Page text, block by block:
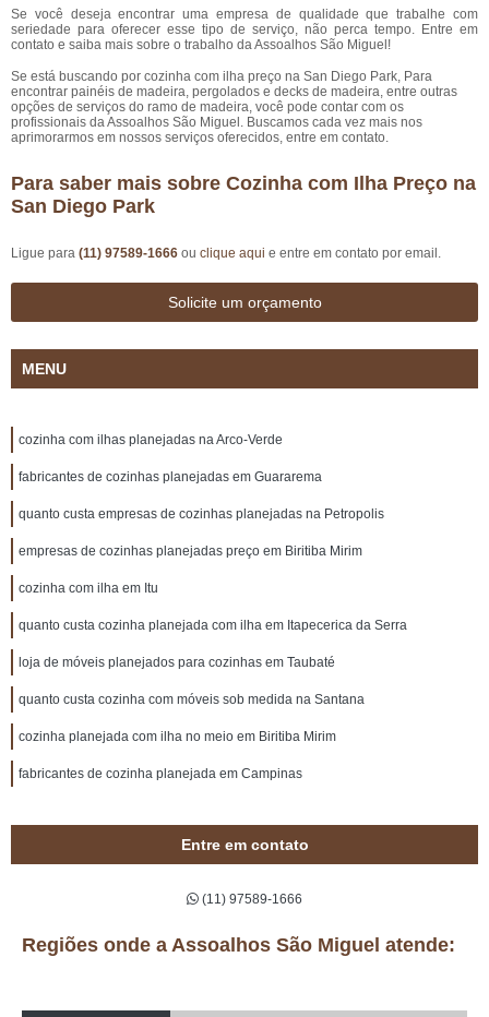
Se você deseja encontrar uma empresa de qualidade que trabalhe com
seriedade para oferecer esse tipo de serviço, não perca tempo. Entre em
contato e saiba mais sobre o trabalho da Assoalhos São Miguel!
Se está buscando por cozinha com ilha preço na San Diego Park, Para
encontrar painéis de madeira, pergolados e decks de madeira, entre outras
opções de serviços do ramo de madeira, você pode contar com os
profissionais da Assoalhos São Miguel. Buscamos cada vez mais nos
aprimorarmos em nossos serviços oferecidos, entre em contato.
Para saber mais sobre Cozinha com Ilha Preço na
San Diego Park
Ligue para (11) 97589-1666 ou clique aqui e entre em contato por email.
Solicite um orçamento
MENU
cozinha com ilhas planejadas na Arco-Verde
fabricantes de cozinhas planejadas em Guararema
quanto custa empresas de cozinhas planejadas na Petropolis
empresas de cozinhas planejadas preço em Biritiba Mirim
cozinha com ilha em Itu
quanto custa cozinha planejada com ilha em Itapecerica da Serra
loja de móveis planejados para cozinhas em Taubaté
quanto custa cozinha com móveis sob medida na Santana
cozinha planejada com ilha no meio em Biritiba Mirim
fabricantes de cozinha planejada em Campinas
Entre em contato
(11) 97589-1666
Regiões onde a Assoalhos São Miguel atende: